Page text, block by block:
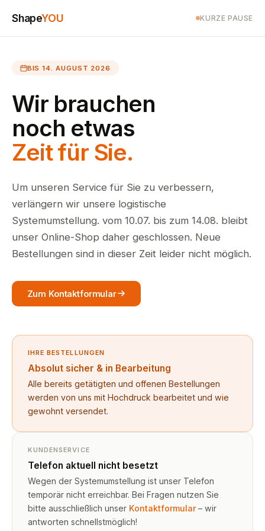
ShapeYOU KURZE PAUSE
BIS 14. AUGUST 2026
Wir brauchen
noch etwas
Zeit für Sie.
Um unseren Service für Sie zu verbessern,
verlängern wir unsere logistische
Systemumstellung. vom 10.07. bis zum 14.08. bleibt
unser Online-Shop daher geschlossen. Neue
Bestellungen sind in dieser Zeit leider nicht möglich.
Zum Kontaktformular
IHRE BESTELLUNGEN
Absolut sicher & in Bearbeitung
Alle bereits getätigten und offenen Bestellungen
werden von uns mit Hochdruck bearbeitet und wie
gewohnt versendet.
KUNDENSERVICE
Telefon aktuell nicht besetzt
Wegen der Systemumstellung ist unser Telefon
temporär nicht erreichbar. Bei Fragen nutzen Sie
bitte ausschließlich unser Kontaktformular– wir
antworten schnellstmöglich!